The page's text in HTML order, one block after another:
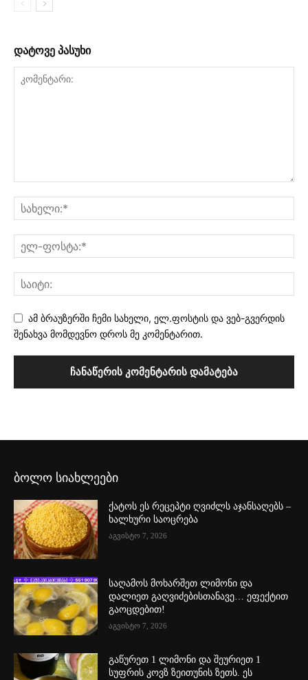
დატოვე პასუხი
ამ ბრაუზერში ჩემი სახელი, ელ.ფოსტის და ვებ-გვერდის
შენახვა მომდევნო დროს მე კომენტარით.
ბოლო სიახლეები
ქატოს ეს რეცეპტი ღვიძლს აჯანსაღებს –
ხალხური საოცრება
აგვისტო 7, 2026
საღამოს მოხარშეთ ლიმონი და
დალიეთ გაღვიძებისთანავე… ეფექტით
გაოცდებით!
აგვისტო 7, 2026
გაწურეთ 1 ლიმონი და შეურიეთ 1
სუფრის კოვზ ზეითუნის ზეთს. ეს